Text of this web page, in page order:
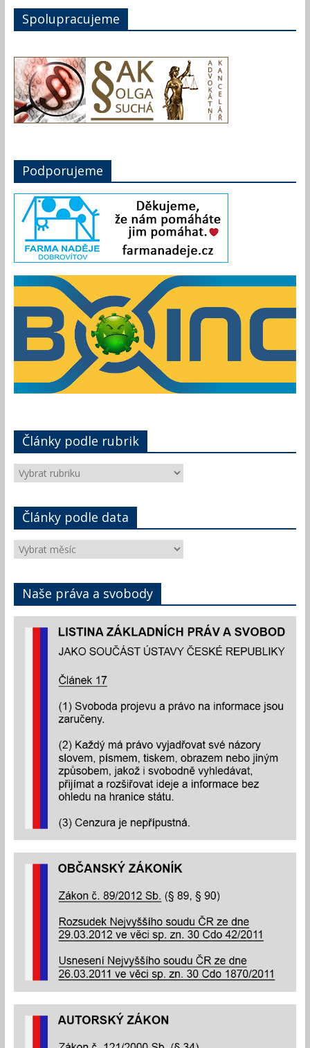
Spolupracujeme
Podporujeme
Články podle rubrik
Články
podle
Články podle data
Články
podle
Naše práva a svobody